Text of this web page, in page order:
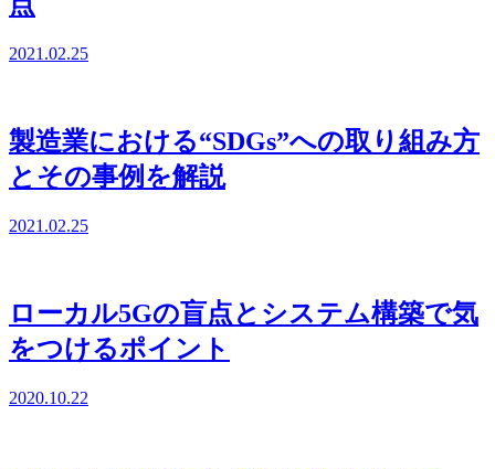
2021.02.25
製造業における“SDGs”への取り組み方
とその事例を解説
2021.02.25
ローカル5Gの盲点とシステム構築で気
をつけるポイント
2020.10.22